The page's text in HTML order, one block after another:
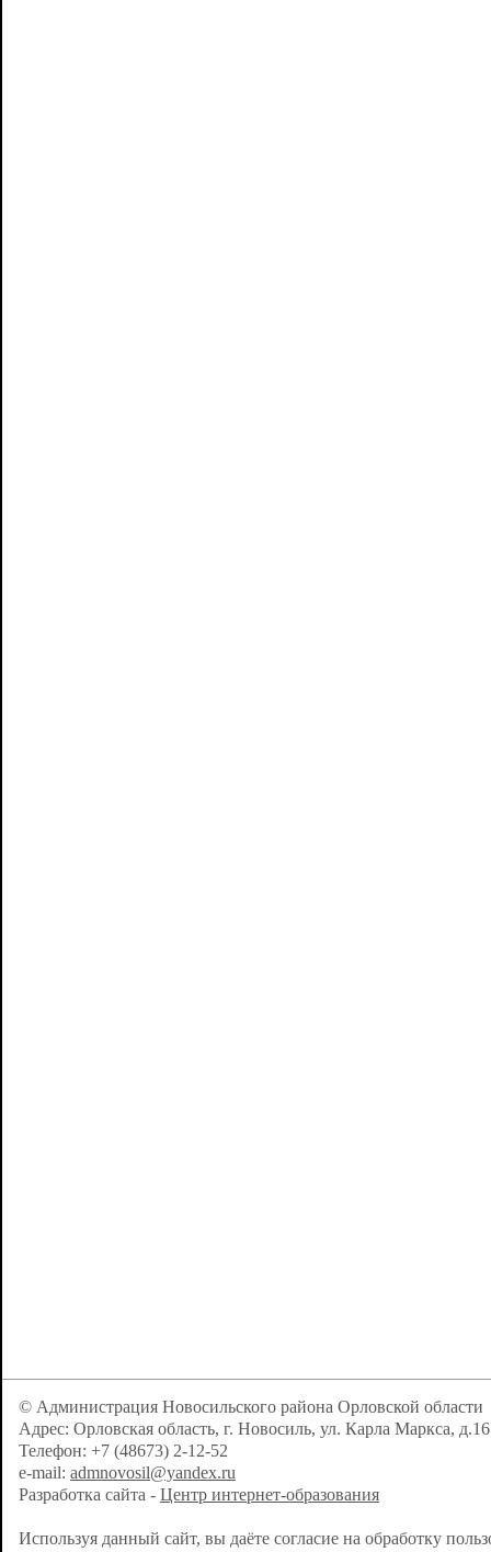
© Администрация Новосильского района Орловской области
Адрес: Орловская область, г. Новосиль, ул. Карла Маркса, д.16
Телефон: +7 (48673) 2-12-52
e-mail: admnovosil@yandex.ru
Разработка сайта - Центр интернет-образования
Используя данный сайт, вы даёте согласие на обработку